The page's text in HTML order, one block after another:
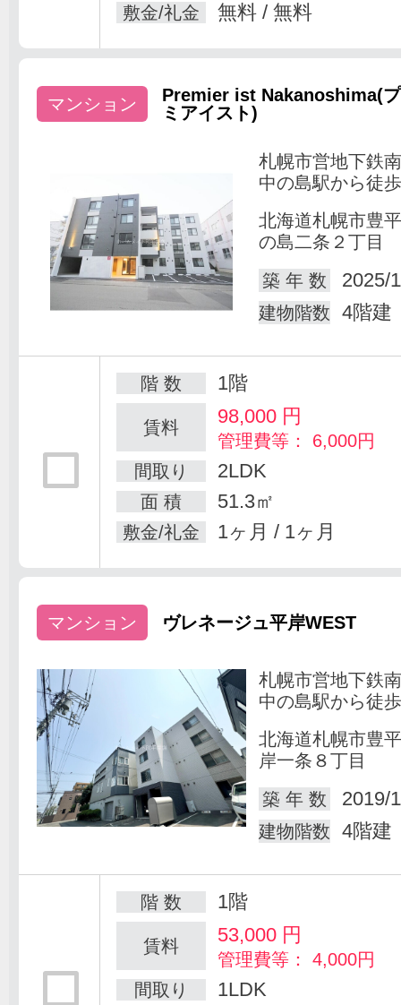
敷金/礼金 無料 / 無料
マンション
Premier ist Nakanoshima(
ミアイスト)
札幌市営地下鉄
中の島駅から徒
北海道札幌市豊
の島二条２丁目
築 年 数
2025/
建物階数 4階建
階 数 1階
賃料 98,000円
管理費等： 6,000円
間取り
2LDK
面 積 51.3㎡
敷金/礼金 1ヶ月 / 1ヶ月
マンション ヴレネージュ平岸WEST
札幌市営地下鉄
中の島駅から徒
北海道札幌市豊
岸一条８丁目
築 年 数
2019/
建物階数 4階建
階 数 1階
賃料 53,000円
管理費等： 4,000円
間取り
1LDK